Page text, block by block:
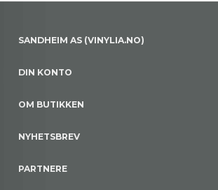
SANDHEIM AS (VINYLIA.NO)
DIN KONTO
OM BUTIKKEN
NYHETSBREV
PARTNERE